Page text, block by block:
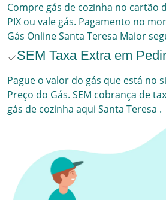
Compre gás de cozinha no cartão
PIX ou vale gás. Pagamento no
Gás OnlineSanta Teresa Maior
SEM Taxa Extra em
Pague o valor do gás que está no
Preço do Gás. SEM cobrança de
gás de cozinha aqui Santa Teresa .